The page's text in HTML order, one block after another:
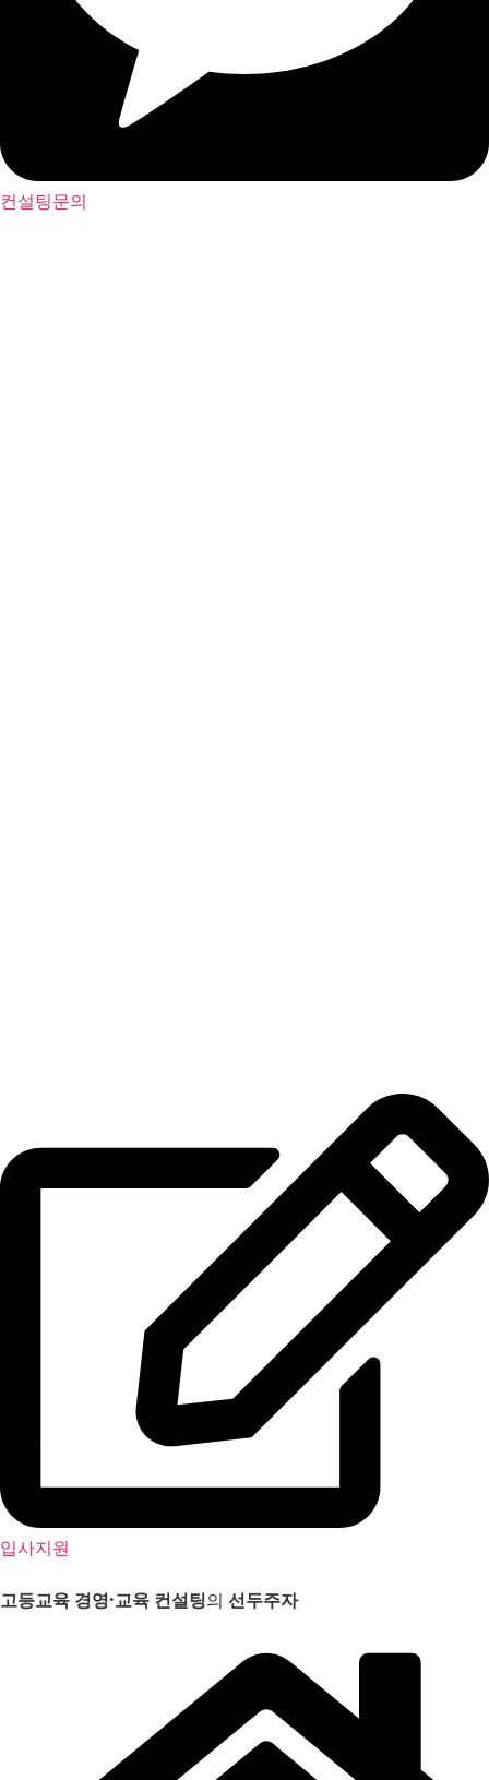
컨설팅문의
입사지원
고등교육 경영·교육 컨설팅의 선두주자